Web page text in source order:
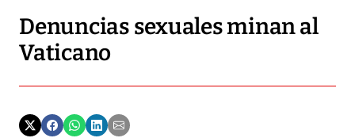
Denuncias sexuales minan al
Vaticano